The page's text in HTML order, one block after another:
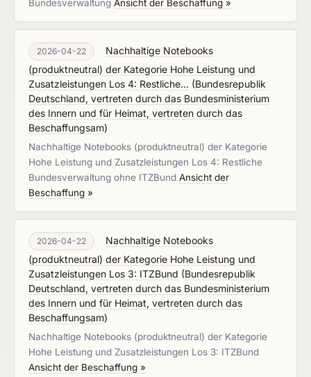
Bundesverwaltung Ansicht der Beschaffung »
2026-04-22
Nachhaltige Notebooks
(produktneutral) der Kategorie Hohe Leistung und
Zusatzleistungen Los 4: Restliche... (Bundesrepublik
Deutschland, vertreten durch das Bundesministerium
des Innern und für Heimat, vertreten durch das
Beschaffungsam)
Nachhaltige Notebooks (produktneutral) der Kategorie
Hohe Leistung und Zusatzleistungen Los 4: Restliche
Bundesverwaltung ohne ITZBund Ansicht der
Beschaffung »
2026-04-22
Nachhaltige Notebooks
(produktneutral) der Kategorie Hohe Leistung und
Zusatzleistungen Los 3: ITZBund (Bundesrepublik
Deutschland, vertreten durch das Bundesministerium
des Innern und für Heimat, vertreten durch das
Beschaffungsam)
Nachhaltige Notebooks (produktneutral) der Kategorie
Hohe Leistung und Zusatzleistungen Los 3: ITZBund
Ansicht der Beschaffung »